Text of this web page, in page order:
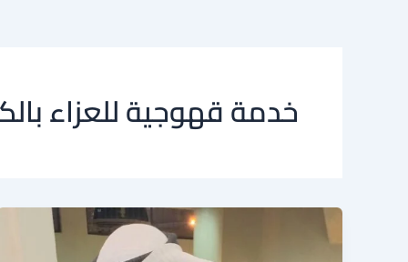
خدمة قهوجية للعزاء